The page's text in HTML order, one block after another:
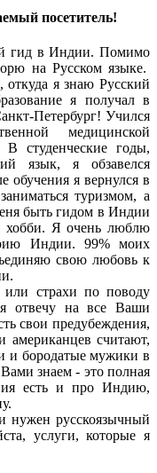
посетитель!
гид в Индии. Помимо
на Русском языке.
откуда я знаю Русский
я получал в
Петербург! Учился
медицинской
студенческие годы,
язык, я обзавелся
обучения я вернулся в
туризмом, а
быть гидом в Индии
хобби. Я очень люблю
Индии. 99% моих
свою любовь к
страхи по поводу
отвечу на все Ваши
свои предубеждения,
американцев считают,
и бородатые мужики в
знаем - это полная
есть и про Индию,
русскоязычный
услуги, которые я